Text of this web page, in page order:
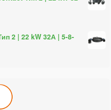
2 | 22 kW 32А | 5-8-